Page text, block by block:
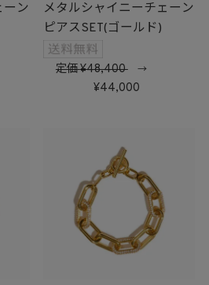
ーン
メタルシャイニーチェーン
ピアスSET(ゴールド)
定価 48,400→
44,000